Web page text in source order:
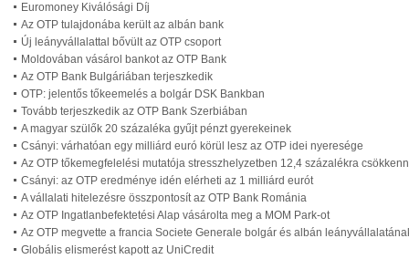
Euromoney Kiválósági Díj
Az OTP tulajdonába került az albán bank
Új leányvállalattal bővült az OTP csoport
Moldovában vásárol bankot az OTP Bank
Az OTP Bank Bulgáriában terjeszkedik
OTP: jelentős tőkeemelés a bolgár DSK Bankban
Tovább terjeszkedik az OTP Bank Szerbiában
A magyar szülők 20 százaléka gyűjt pénzt gyerekeinek
Csányi: várhatóan egy milliárd euró körül lesz az OTP idei nyeresége
Az OTP tőkemegfelelési mutatója stresszhelyzetben 12,4 százalékra
Csányi: az OTP eredménye idén elérheti az 1 milliárd eurót
A vállalati hitelezésre összpontosít az OTP Bank Románia
Az OTP Ingatlanbefektetési Alap vásárolta meg a MOM Park-ot
Az OTP megvette a francia Societe Generale bolgár és albán
Globális elismerést kapott az UniCredit